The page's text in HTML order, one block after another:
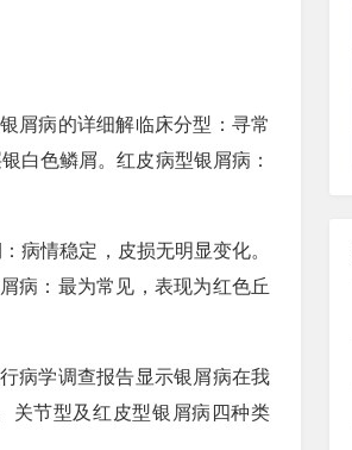
屑病的详细解临床分型：寻常
白色鳞屑。红皮病型银屑病：
病情稳定，皮损无明显变化。
病：最为常见，表现为红色丘
病学调查报告显示银屑病在我
关节型及红皮型银屑病四种类